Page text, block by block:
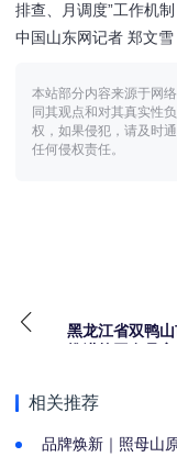
排查、月调度”工作机
中国山东网记者 郑文雪
本站部分内容来源于网
同其观点和对其真实性
权，如果侵犯，请及时
任何侵权责任。
黑龙江省双鸭
相关推荐
品牌焕新｜照母山